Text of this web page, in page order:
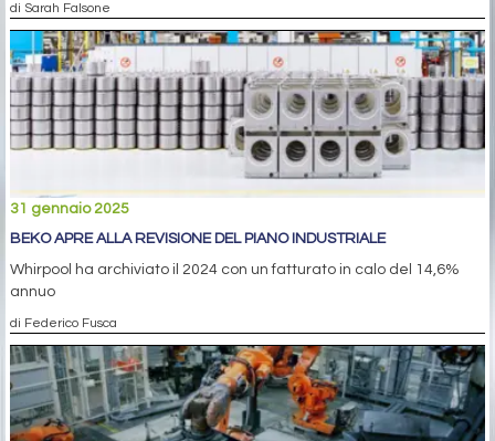
di Sarah Falsone
31 gennaio 2025
BEKO APRE ALLA REVISIONE DEL PIANO INDUSTRIALE
Whirpool ha archiviato il 2024 con un fatturato in calo del 14,6%
annuo
di Federico Fusca